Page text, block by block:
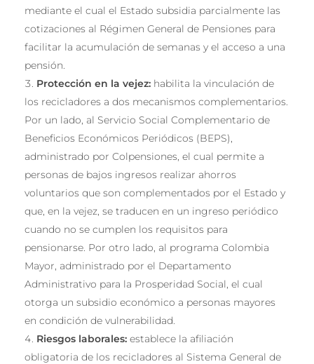
mediante el cual el Estado subsidia parcialmente las
cotizaciones al Régimen General de Pensiones para
facilitar la acumulación de semanas y el acceso a una
pensión.
Protección en la vejez: habilita la vinculación de
los recicladores a dos mecanismos complementarios.
Por un lado, al Servicio Social Complementario de
Beneficios Económicos Periódicos (BEPS),
administrado por Colpensiones, el cual permite a
personas de bajos ingresos realizar ahorros
voluntarios que son complementados por el Estado y
que, en la vejez, se traducen en un ingreso periódico
cuando no se cumplen los requisitos para
pensionarse. Por otro lado, al programa Colombia
Mayor, administrado por el Departamento
Administrativo para la Prosperidad Social, el cual
otorga un subsidio económico a personas mayores
en condición de vulnerabilidad.
Riesgos laborales: establece la afiliación
obligatoria de los recicladores al Sistema General de